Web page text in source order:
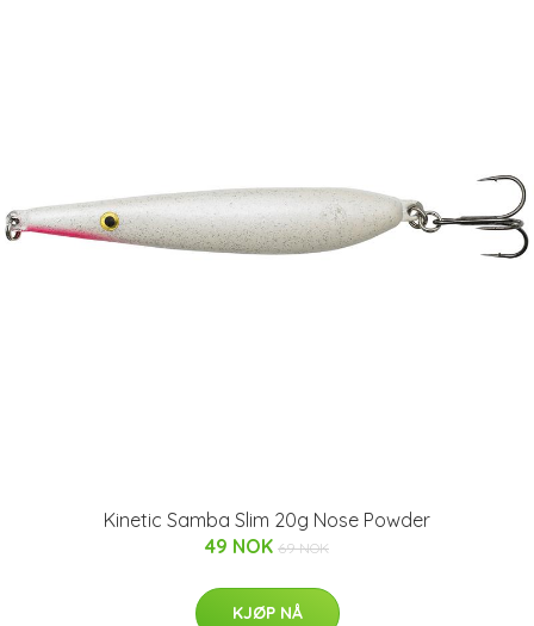
Kinetic Samba Slim 20g Nose Powder
49 NOK 69 NOK
KJØP NÅ